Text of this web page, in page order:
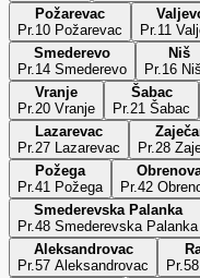
Požarevac
Pr.10 Požarevac
Pr.11
Smederevo
Pr.14 Smederevo
Niš
Pr.16
Vranje
Pr.20 Vranje
Šabac
Pr.21 Šabac
Lazarevac
Pr.27 Lazarevac
Pr.28
Požega
Pr.41 Požega
Pr.42
Smederevska Palanka
Pr.48 Smederevska Palanka
Aleksandrovac
Pr.57 Aleksandrovac